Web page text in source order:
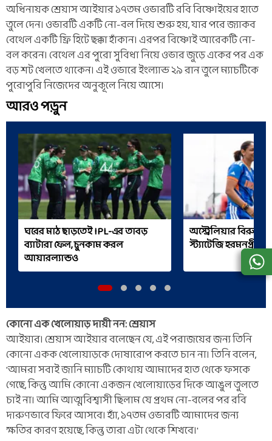
অধিনায়ক শ্রেয়াস আইয়ার ১৭তম ওভারটি রবি বিষ্ণোইয়ের হাতে
তুলে দেন। ওভারটি একটি নো-বল দিয়ে শুরু হয়, যার পরে জ্যাকব
বেথেল একটি ফ্রি হিটে ছক্কা হাঁকান। এরপর বিষ্ণোই আরেকটি নো-
বল করেন। বেথেল এর পুরো সুবিধা নিয়ে ওভার জুড়ে একের পর এক
বড় শট খেলতে থাকেন। এই ওভারে ইংল্যান্ড ২৯ রান তুলে ম্যাচটিকে
পুরোপুরি নিজেদের অনুকূলে নিয়ে আসে।
আরও পড়ুন
ঘরের মাঠ ছাড়তেই IPL-এর তাবড়
ব্যাটারা ফেল, চুনকাম করল
আয়ারল্যান্ডও
অস্ট্রেলিয়ার বিরুদ্ধে
স্ট্যাটেজি
কোনো এক খেলোয়াড় দায়ী নন: শ্রেয়াস
আইয়ার। শ্রেয়াস আইয়ার বলেছেন যে, এই পরাজয়ের জন্য তিনি
কোনো একক খেলোয়াড়কে দোষারোপ করতে চান না। তিনি বলেন,
'আমরা সবাই জানি ম্যাচটি কোথায় আমাদের হাত থেকে ফসকে
গেছে, কিন্তু আমি কোনো একজন খেলোয়াড়ের দিকে আঙুল তুলতে
চাই না। আমি আত্মবিশ্বাসী ছিলাম যে প্রথম নো-বলের পর রবি
দারুণভাবে ফিরে আসবে। হ্যাঁ, ১৭তম ওভারটি আমাদের জন্য
ক্ষতির কারণ হয়েছে, কিন্তু তারা এটা থেকে শিখবে।'